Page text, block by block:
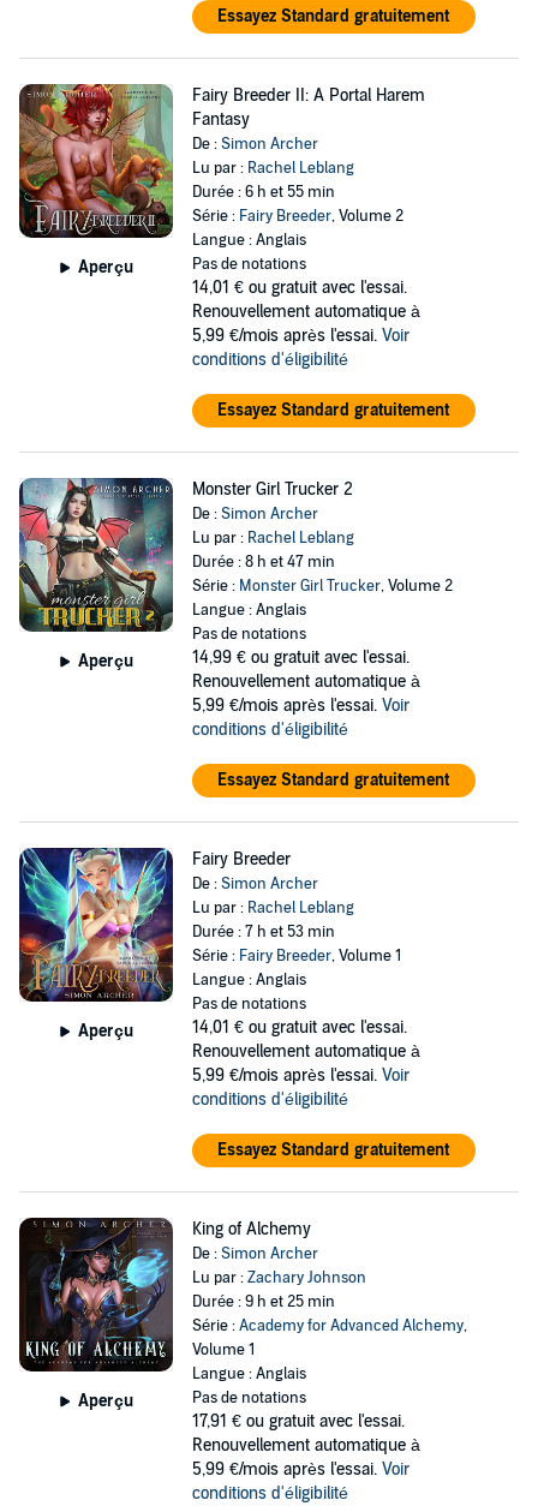
Essayez Standard gratuitement
Aperçu
Fairy Breeder II: A Portal Harem
Fantasy
De :Simon Archer
Lu par : Rachel Leblang
Durée : 6 h et 55 min
Série : Fairy Breeder, Volume 2
Langue : Anglais
Pas de notations
14,01 € ou gratuit avec l'essai.
Renouvellement automatique à
5,99 €/mois après l'essai. Voir
conditions d'éligibilité
Essayez Standard gratuitement
Aperçu
Monster Girl Trucker 2
De :Simon Archer
Lu par : Rachel Leblang
Durée : 8 h et 47 min
Série : Monster Girl Trucker, Volume 2
Langue : Anglais
Pas de notations
14,99 € ou gratuit avec l'essai.
Renouvellement automatique à
5,99 €/mois après l'essai. Voir
conditions d'éligibilité
Essayez Standard gratuitement
Aperçu
Fairy Breeder
De :Simon Archer
Lu par : Rachel Leblang
Durée : 7 h et 53 min
Série : Fairy Breeder, Volume 1
Langue : Anglais
Pas de notations
14,01 € ou gratuit avec l'essai.
Renouvellement automatique à
5,99 €/mois après l'essai. Voir
conditions d'éligibilité
Essayez Standard gratuitement
Aperçu
King of Alchemy
De :Simon Archer
Lu par :Zachary Johnson
Durée : 9 h et 25 min
Série :Academy for Advanced Alchemy,
Volume 1
Langue : Anglais
Pas de notations
17,91 € ou gratuit avec l'essai.
Renouvellement automatique à
5,99 €/mois après l'essai. Voir
conditions d'éligibilité